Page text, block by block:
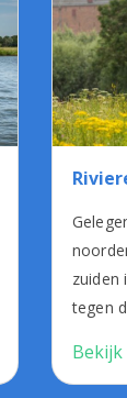
zuiden
tegen